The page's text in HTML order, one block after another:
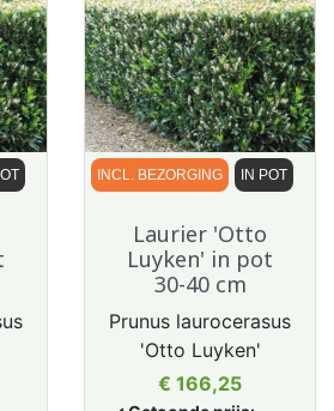
INCL. BEZORGING IN POT
Laurier 'Otto
Luyken' in pot
30-40 cm
Prunus laurocerasus
'Otto Luyken'
Prijs
€ 166,25